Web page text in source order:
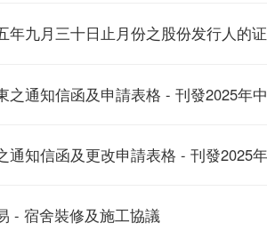
年九月三十日止月份之股份发行人的
之通知信函及申請表格 - 刊發2025年
通知信函及更改申請表格 - 刊發2025
- 宿舍裝修及施工協議